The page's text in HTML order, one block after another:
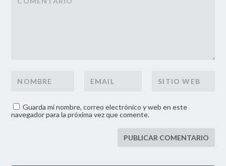
Guarda mi nombre, correo electrónico y web en este
navegador para la próxima vez que comente.